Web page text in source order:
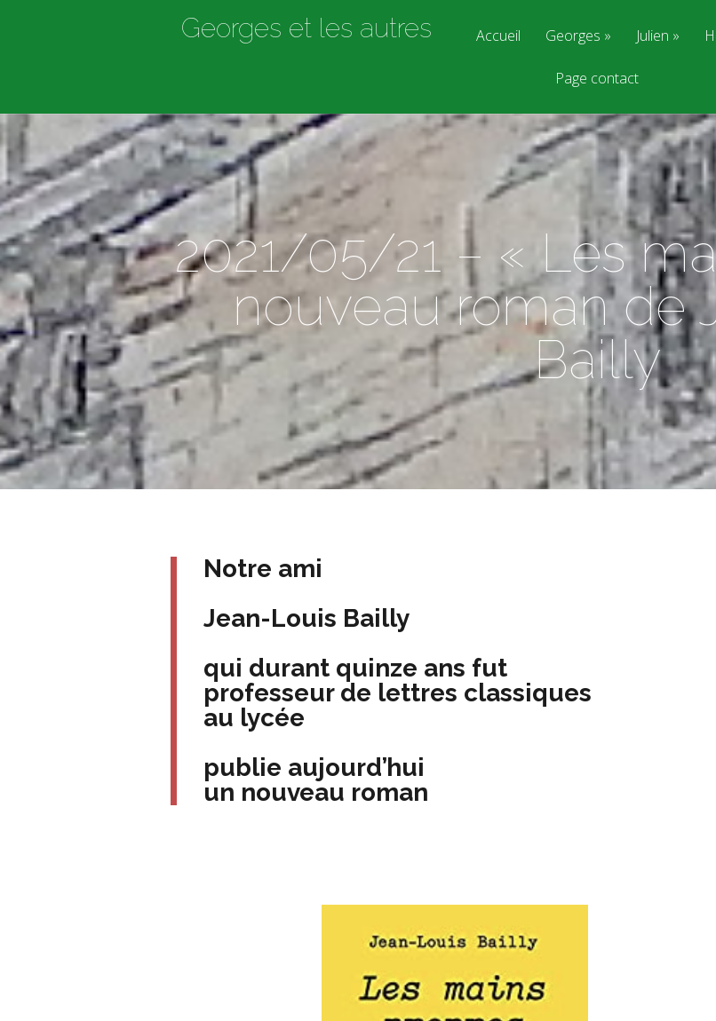
Georges et les autres Accueil Georges Julien
Page contact
2021/05/21 – « Les
nouveau roman de
Bailly
Notre ami
Jean-Louis Bailly
qui durant quinze ans fut
professeur de lettres classiques
au lycée
publie aujourd’hui
un nouveau roman